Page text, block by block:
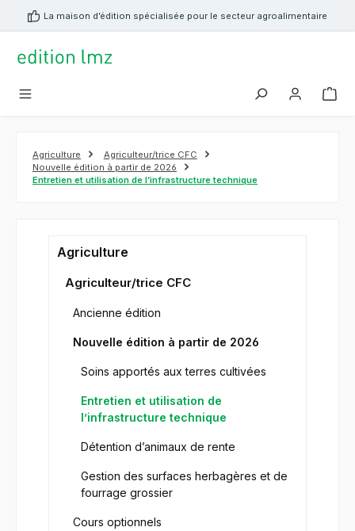
principal
La maison d’édition spécialisée pour le secteur agroalimentaire
Agriculture
Agriculteur/trice CFC
Nouvelle édition à partir de 2026
Entretien et utilisation de l’infrastructure technique
Agriculture
Agriculteur/trice CFC
Ancienne édition
Nouvelle édition à partir de 2026
Soins apportés aux terres cultivées
Entretien et utilisation de
l’infrastructure technique
Détention d’animaux de rente
Gestion des surfaces herbagères et de
fourrage grossier
Cours optionnels